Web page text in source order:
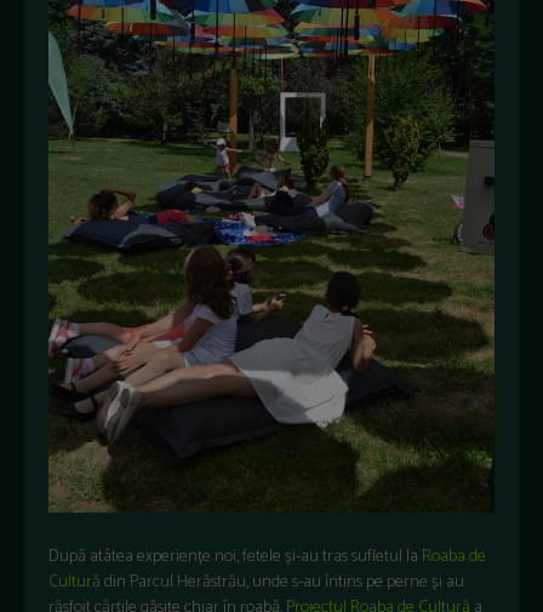
După atâtea experiențe noi, fetele și-au tras sufletul la Roaba de
Culturădin Parcul Herăstrău, unde s-au întins pe perne și au